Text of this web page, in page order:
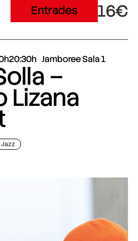
Entrades 16€
20:30h Jamboree Sala 1
–
Lizana
Jazz